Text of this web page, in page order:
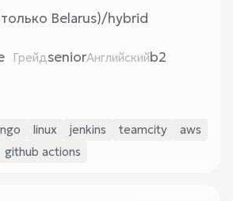
Belarus)/hybrid
ГрейдseniorАнглийскийb2
linux jenkins teamcity
aws
github actions